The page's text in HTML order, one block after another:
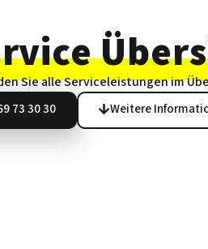
Sie alle Serviceleistungen im
73 30 30 Weitere